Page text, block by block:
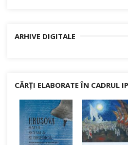
ARHIVE DIGITALE
CĂRȚI ELABORATE ÎN CADRUL